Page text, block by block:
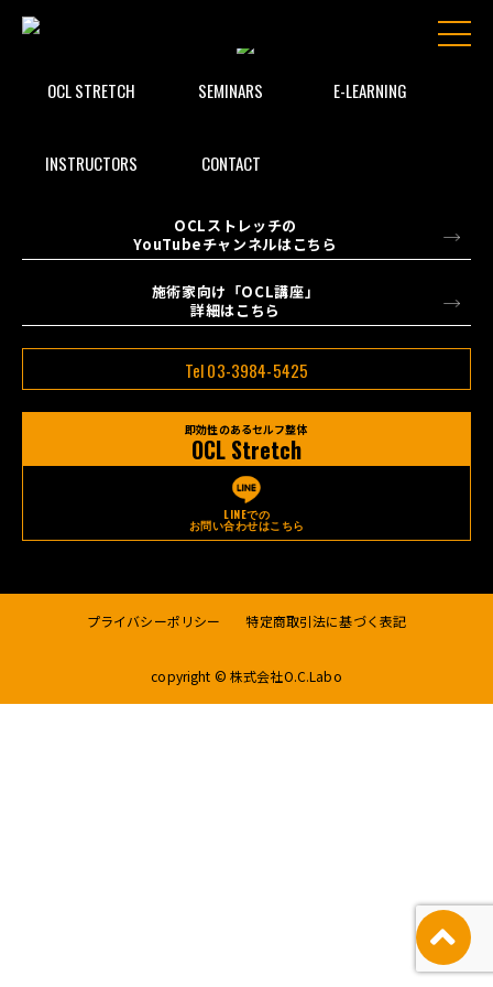
OCL STRETCH SEMINARS E-LEARNING
INSTRUCTORS CONTACT
OCLストレッチの
YouTubeチャンネルはこちら
施術家向け「OCL講座」
詳細はこちら
Tel 03-3984-5425
即効性のあるセルフ整体
OCL Stretch
LINEでの
お問い合わせはこちら
プライバシーポリシー 特定商取引法に基づく表記
copyright © 株式会社O.C.Labo